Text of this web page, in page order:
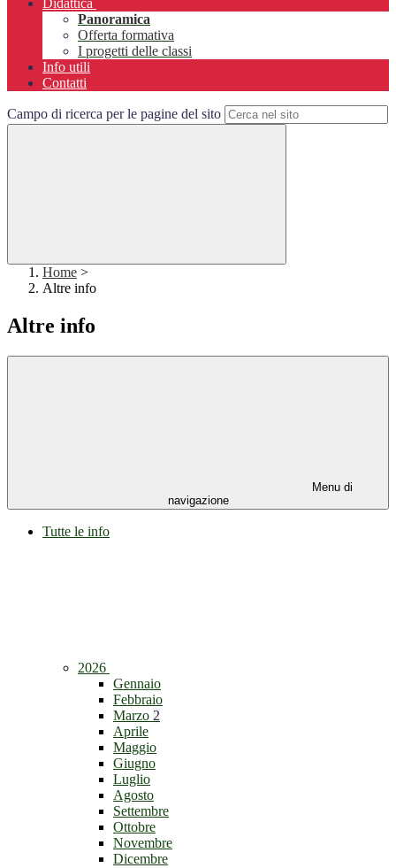
Didattica
Panoramica
Offerta formativa
I progetti delle classi
Info utili
Contatti
Campo di ricerca per le pagine del sito
Home >
Altre info
Altre info
Menu di
navigazione
Tutte le info
2026
Gennaio
Febbraio
Marzo 2
Aprile
Maggio
Giugno
Luglio
Agosto
Settembre
Ottobre
Novembre
Dicembre